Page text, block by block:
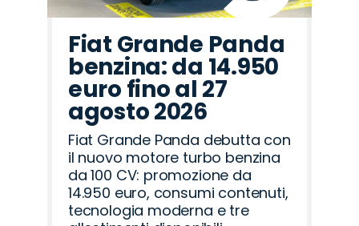
Fiat Grande Panda
benzina: da 14.950
euro fino al 27
agosto 2026
Fiat Grande Panda debutta con
il nuovo motore turbo benzina
da 100 CV: promozione da
14.950 euro, consumi contenuti,
tecnologia moderna e tre